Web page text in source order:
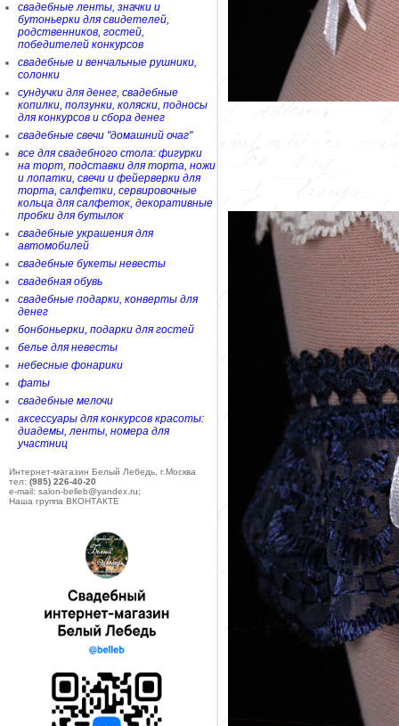
свадебные ленты, значки и
бутоньерки для свидетелей,
родственников, гостей,
победителей конкурсов
свадебные и венчальные рушники,
солонки
сундучки для денег, свадебные
копилки, ползунки, коляски, подносы
для конкурсов и сбора денег
свадебные свечи "домашний очаг"
все для свадебного стола: фигурки
на торт, подставки для торта, ножи
и лопатки, свечи и фейерверки для
торта, салфетки, сервировочные
кольца для салфеток, декоративные
пробки для бутылок
свадебные украшения для
автомобилей
свадебные букеты невесты
свадебная обувь
свадебные подарки, конверты для
денег
бонбоньерки, подарки для гостей
белье для невесты
небесные фонарики
фаты
свадебные мелочи
аксессуары для конкурсов красоты:
диадемы, ленты, номера для
участниц
Интернет-магазин Белый Лебедь, г.Москва
тел: (985) 226-40-20
e-mail: salon-belleb@yandex.ru;
Наша группа ВКОНТАКТЕ